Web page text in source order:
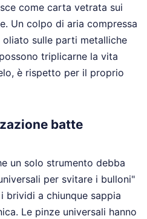
come carta vetrata sui
Un colpo di aria compressa
sulle parti metalliche
triplicarne la vita
è rispetto per il proprio
batte
un solo strumento debba
per svitare i bulloni"
brividi a chiunque sappia
Le pinze universali hanno